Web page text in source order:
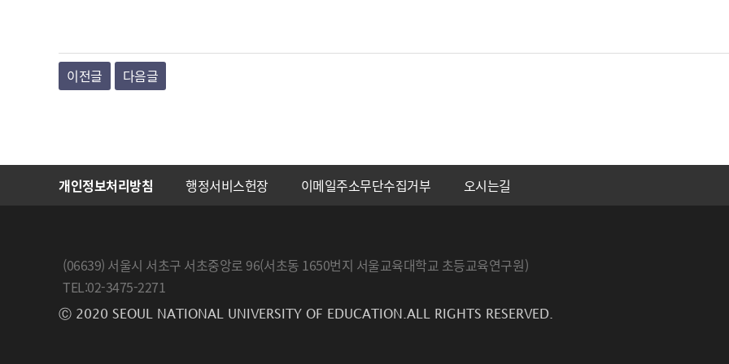
이전글 다음글
개인정보처리방침 행정서비스헌장 이메일주소무단수집거부 오시는길
(06639) 서울시 서초구 서초중앙로 96(서초동 1650번지 서울교육대학교 초등교육연구원)
TEL:02-3475-2271
Ⓒ 2020 SEOUL NATIONAL UNIVERSITY OF EDUCATION.ALL RIGHTS RESERVED.